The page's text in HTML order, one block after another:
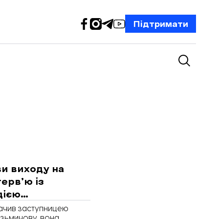
Підтримати
виходу на
із
заступницею